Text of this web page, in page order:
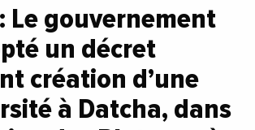
Le gouvernement
un décret
création d’une
à Datcha, dans